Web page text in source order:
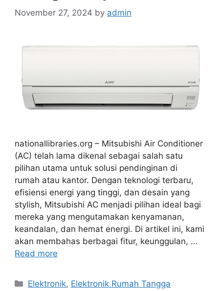
November 27, 2024 by admin
nationallibraries.org – Mitsubishi Air Conditioner
(AC) telah lama dikenal sebagai salah satu
pilihan utama untuk solusi pendinginan di
rumah atau kantor. Dengan teknologi terbaru,
efisiensi energi yang tinggi, dan desain yang
stylish, Mitsubishi AC menjadi pilihan ideal bagi
mereka yang mengutamakan kenyamanan,
keandalan, dan hemat energi. Di artikel ini, kami
akan membahas berbagai fitur, keunggulan, …
Read more
Categories
Elektronik, Elektronik Rumah Tangga